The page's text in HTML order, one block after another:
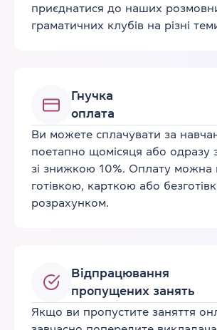
приєднатися до наших
граматичних клубів на різні
Гнучка
оплата
Ви можете сплачувати за
поетапно щомісяця або одразу
зі знижкою 10%. Оплату можна
готівкою, карткою або
розрахунком.
Відпрацювання
пропущених занять
Якщо ви пропустите заняття